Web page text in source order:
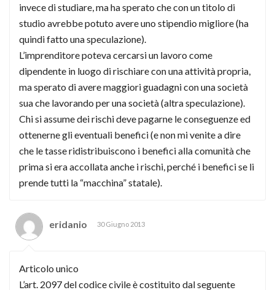
invece di studiare, ma ha sperato che con un titolo di
studio avrebbe potuto avere uno stipendio migliore (ha
quindi fatto una speculazione).
L’imprenditore poteva cercarsi un lavoro come
dipendente in luogo di rischiare con una attività propria,
ma sperato di avere maggiori guadagni con una società
sua che lavorando per una società (altra speculazione).
Chi si assume dei rischi deve pagarne le conseguenze ed
ottenerne gli eventuali benefici (e non mi venite a dire
che le tasse ridistribuiscono i benefici alla comunità che
prima si era accollata anche i rischi, perché i benefici se li
prende tutti la “macchina” statale).
eridanio 30 Giugno 2013
Articolo unico
L’art. 2097 del codice civile è costituito dal seguente